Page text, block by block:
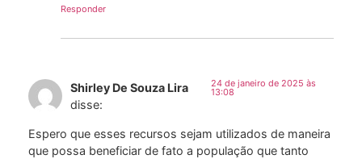
Responder
Shirley De Souza Lira
disse:
24 de janeiro de 2025 às
13:08
Espero que esses recursos sejam utilizados de maneira
que possa beneficiar de fato a população que tanto